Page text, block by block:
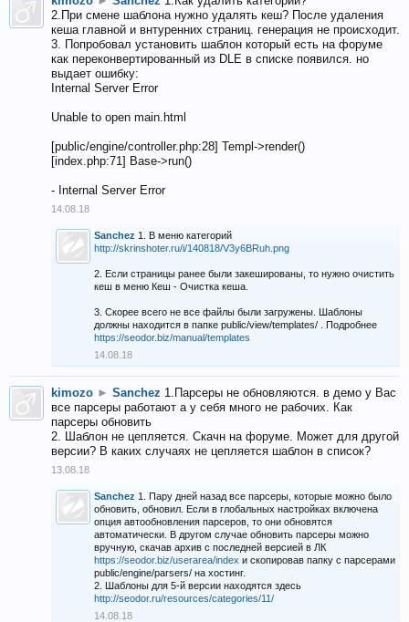
2.При смене шаблона нужно удалять кеш? После удаления
кеша главной и внтуренних страниц. генерация не происходит.
3. Попробовал установить шаблон который есть на форуме
как переконвертированный из DLE в списке появился. но
выдает ошибку:
Internal Server Error
Unable to open main.html
[public/engine/controller.php:28] Templ->render()
[index.php:71] Base->run()
- Internal Server Error
14.08.18
Sanchez 1. В меню категорий
http://skrinshoter.ru/i/140818/V3y6BRuh.png
2. Если страницы ранее были закешированы, то нужно очистить
кеш в меню Кеш - Очистка кеша.
3. Скорее всего не все файлы были загружены. Шаблоны
должны находится в папке public/view/templates/ . Подробнее
https://seodor.biz/manual/templates
14.08.18
kimozo ► Sanchez 1.Парсеры не обновляются. в демо у Вас
все парсеры работают а у себя много не рабочих. Как
парсеры обновить
2. Шаблон не цепляется. Скачн на форуме. Может для другой
версии? В каких случаях не цепляется шаблон в список?
13.08.18
Sanchez 1. Пару дней назад все парсеры, которые можно было
обновить, обновил. Если в глобальных настройках включена
опция автообновления парсеров, то они обновятся
автоматически. В другом случае обновить парсеры можно
вручную, скачав архив с последней версией в ЛК
https://seodor.biz/userarea/index и скопировав папку с парсерами
public/engine/parsers/ на хостинг.
2. Шаблоны для 5-й версии находятся здесь
http://seodor.ru/resources/categories/11/
14.08.18